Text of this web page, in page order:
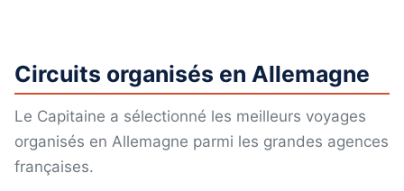
Circuits organisés en Allemagne
Le Capitaine a sélectionné les meilleurs voyages
organisés en Allemagne parmi les grandes agences
françaises.